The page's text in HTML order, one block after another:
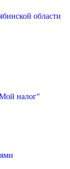
области
налог"